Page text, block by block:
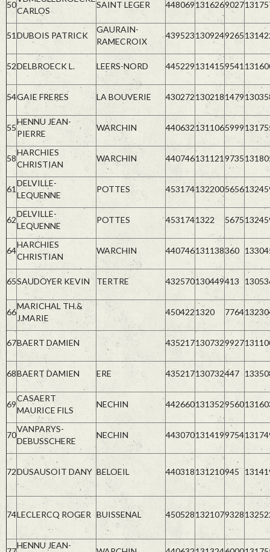
50
CARLOS
SAINT LEGER 4480691316269027
51 DUBOIS PATRICK
GAURAIN-
RAMECROIX
4395231309249265
52DELBROECK L. LEERS-NORD 4452291314159541
54GAIE FRERES LA BOUVERIE 4302721302181479
55
HENNU JEAN-
PIERRE
WARCHIN 4406321311065999
58
HARCHIES
CHRISTIAN
WARCHIN 440746131121 9735
61
DELVILLE-
LEQUENNE
POTTES 4531741322005656
62
DELVILLE-
LEQUENNE
POTTES 4531741322 5675
64
HARCHIES
CHRISTIAN
WARCHIN 440746131138360
65SAUDOYER KEVIN TERTRE 432570130449413
66
MARICHAL TH.&
J.MARIE
4504221320 7764
67BAERT DAMIEN 4352171307329927
68BAERT DAMIEN ERE 435217130732447
69
CASAERT
MAURICE FILS
NECHIN 4426601313529560
70
VANPARYS-
DEBUSSCHERE
NECHIN 4430701314199754
72DUSAUSOIT DANY BELOEIL 440318131210945
74LECLERCQ ROGER BUISSENAL 4505281321079328
HENNU JEAN-